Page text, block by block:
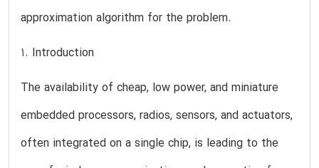
approximation algorithm for the problem.
1. Introduction
The availability of cheap, low power, and miniature
embedded processors, radios, sensors, and actuators,
often integrated on a single chip, is leading to the